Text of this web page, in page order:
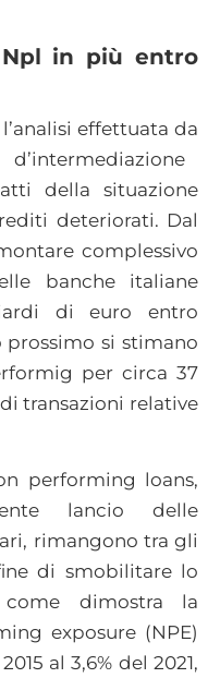
in più entro
effettuata da
della situazione
deteriorati. Dal
complessivo
banche italiane
di euro entro
prossimo si stimano
per circa 37
transazioni relative
performing loans,
lancio delle
rimangono tra gli
di smobilitare lo
dimostra la
exposure (NPE)
al 3,6% del 2021,